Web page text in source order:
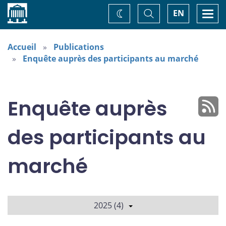
Accueil EN
Basculer
la
recherche
Changez
de
Accueil
Publications
Enquête auprès des participants au marché
Enquête auprès
des participants au
marché
2025 (4)